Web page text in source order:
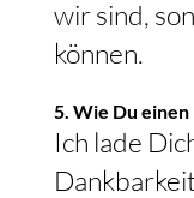
wir sind,
können.
5. Wie Du
Ich lade